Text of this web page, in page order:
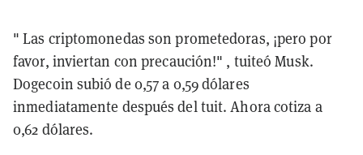
" Las criptomonedas son prometedoras, ¡pero por
favor, inviertan con precaución!" , tuiteó Musk.
Dogecoin subió de 0,57 a 0,59 dólares
inmediatamente después del tuit. Ahora cotiza a
0,62 dólares.